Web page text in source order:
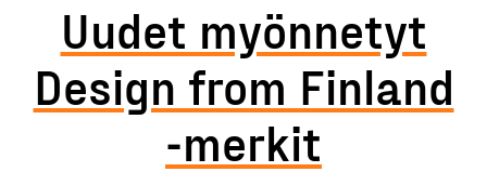
Uudet myönnetyt
Design from Finland
-merkit